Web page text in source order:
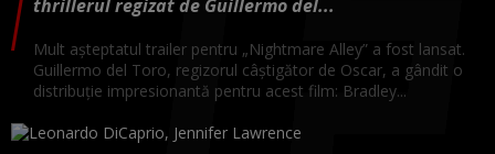
thrillerul regizat de Guillermo del...
Mult așteptatul trailer pentru „Nightmare Alley” a fost lansat.
Guillermo del Toro, regizorul câștigător de Oscar, a gândit o
distribuție impresionantă pentru acest film: Bradley...